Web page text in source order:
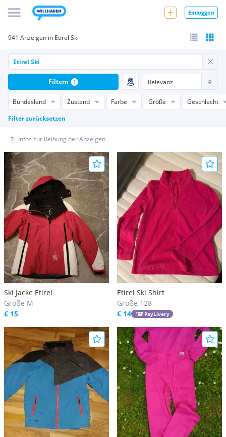
Einloggen
941 Anzeigen in Etirel Ski
Bundesland Zustand Farbe Größe
Geschlecht
Filter zurücksetzen
Filtern 1
Infos zur Reihung der Anzeigen
Ski Jacke Etirel
Größe M
€ 15
Etirel Ski Shirt
Größe 128
€ 14
PayLivery